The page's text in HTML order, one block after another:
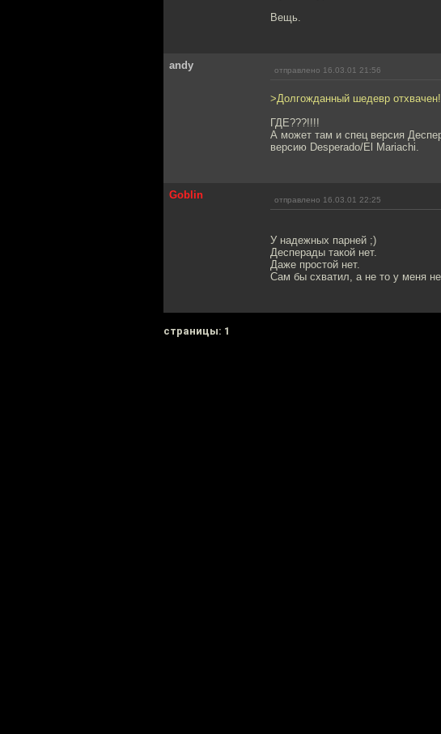
Вещь.
andy отправлено 16.03.01 21:56
>Долгожданный шедевр
ГДЕ???!!!!
А может там и спец версия
версию Desperado/El Mariachi.
Goblin отправлено 16.03.01 22:25
У надежных парней ;)
Десперады такой нет.
Даже простой нет.
Сам бы схватил, а не то у меня
cтраницы: 1